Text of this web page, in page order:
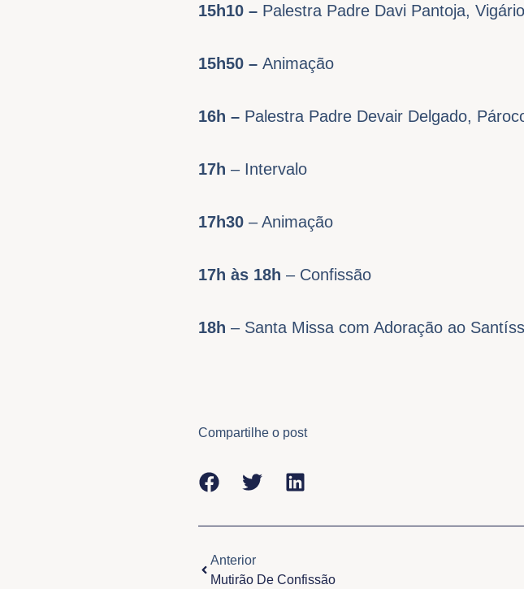
15h10 – Palestra Padre Davi Pantoja,
15h50 – Animação
16h – Palestra Padre Devair Delgado,
17h – Intervalo
17h30 – Animação
17h às 18h – Confissão
18h – Santa Missa com Adoração ao
Compartilhe o post
Anterior
Mutirão De Confissão